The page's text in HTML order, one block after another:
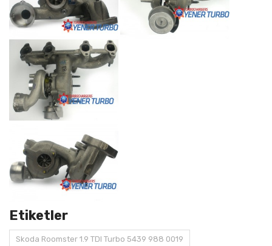
Etiketler
Skoda Roomster 1.9 TDI Turbo 5439 988 0019